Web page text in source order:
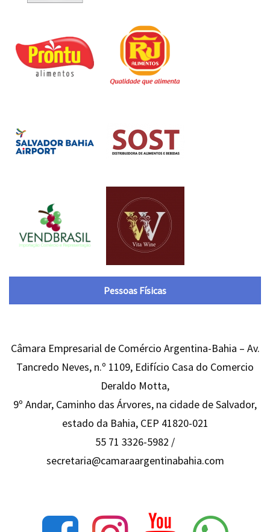
Pessoas Físicas
Câmara Empresarial de Comércio Argentina-Bahia – Av.
Tancredo Neves, n.º 1109, Edifício Casa do Comercio
Deraldo Motta,
9º Andar, Caminho das Árvores, na cidade de Salvador,
estado da Bahia, CEP 41820-021
55 71 3326-5982 /
secretaria@camaraargentinabahia.com